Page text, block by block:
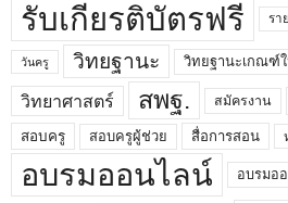
รับเกียรติบัตรฟรี รา
วันครู วิทยฐานะ วิทยฐานะเกณฑ์
วิทยาศาสตร์ สพฐ. สมัครงาน
สอบครู สอบครูผู้ช่วย สื่อการสอน
อบรมออนไลน์ อบรมอ